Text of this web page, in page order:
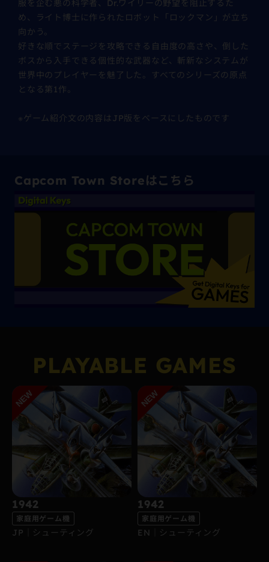
服を企む悪の科学者、Dr.ワイリーの野望を阻止するた
め、ライト博士に作られたロボット「ロックマン」が立ち
向かう。
好きな順でステージを攻略できる自由度の高さや、倒した
ボスから入手できる個性的な武器など、斬新なシステムが
世界中のプレイヤーを魅了した。すべてのシリーズの原点
となる第1作。
※ゲーム紹介文の内容はJP版をベースにしたものです
Capcom Town Storeはこちら
PLAYABLE GAMES
1942
家庭用ゲーム機
JP｜シューティング
1942
家庭用ゲーム機
EN｜シューティング